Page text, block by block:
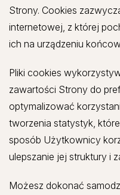
Strony. Cookies
internetowej, z której
ich na urządzeniu
Pliki cookies
zawartości Strony do
optymalizować
tworzenia statystyk,
sposób Użytkownicy
ulepszanie jej struktury i
Możesz dokonać